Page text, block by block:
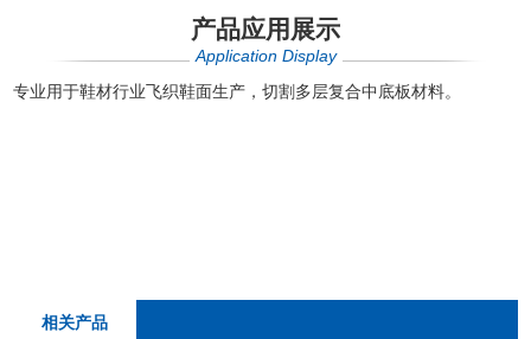
产品应用展示
Application Display
专业用于鞋材行业飞织鞋面生产，切割多层复合中底板材料。
相关产品